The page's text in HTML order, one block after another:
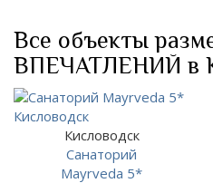
Все объекты
ВПЕЧАТЛЕНИЙ в
Кисловодск
Санаторий
Mayrveda 5*